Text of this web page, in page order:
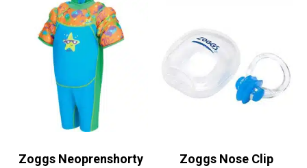
Zoggs Neoprenshorty
Zoggs Nose Clip